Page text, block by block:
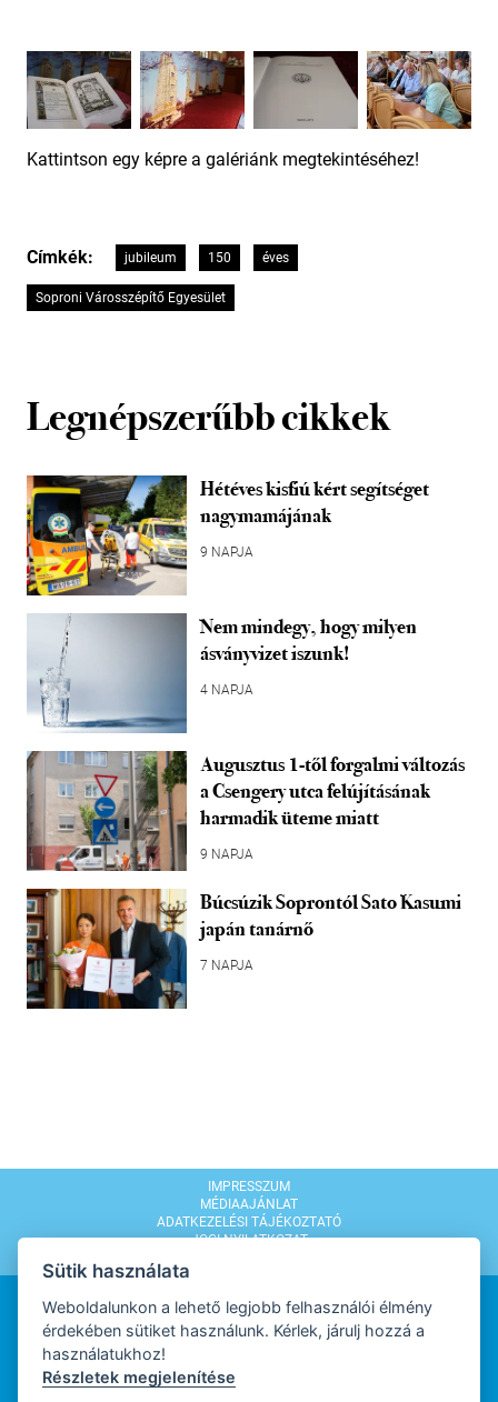
Kattintson egy képre a galériánk megtekintéséhez!
Címkék: jubileum 150 éves
Soproni Városszépítő Egyesület
Legnépszerűbb cikkek
Hétéves kisfiú kért segítséget
nagymamájának
9 NAPJA
Nem mindegy, hogy milyen
ásványvizet iszunk!
4 NAPJA
Augusztus 1-től forgalmi változás
a Csengery utca felújításának
harmadik üteme miatt
9 NAPJA
Búcsúzik Soprontól Sato Kasumi
japán tanárnő
7 NAPJA
IMPRESSZUM
MÉDIAAJÁNLAT
ADATKEZELÉSI TÁJÉKOZTATÓ
JOGI NYILATKOZAT
WEBDESIGN
Sütik használata
Weboldalunkon a lehető legjobb felhasználói élmény
érdekében sütiket használunk. Kérlek, járulj hozzá a
használatukhoz!
Részletek megjelenítése